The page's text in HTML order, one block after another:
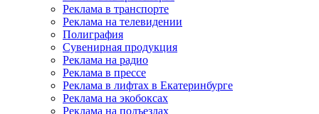
Реклама в транспорте
Реклама на телевидении
Полиграфия
Сувенирная продукция
Реклама на радио
Реклама в прессе
Реклама в лифтах в Екатеринбурге
Реклама на экобоксах
Реклама на подъездах